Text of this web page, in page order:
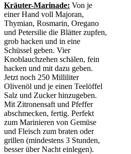
Kräuter-Marinade: Von je
einer Hand voll Majoran,
Thymian, Rosmarin, Oregano
und Petersilie die Blätter zupfen,
grob hacken und in eine
Schüssel geben. Vier
Knoblauchzehen schälen, fein
hacken und mit dazu geben.
Jetzt noch 250 Milliliter
Olivenöl und je einen Teelöffel
Salz und Zucker hinzugeben.
Mit Zitronensaft und Pfeffer
abschmecken, fertig. Perfekt
zum Marinieren von Gemüse
und Fleisch zum braten oder
grillen (mindestens 3 Stunden,
besser über Nacht einlegen).